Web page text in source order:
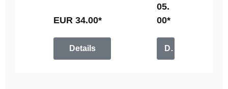
EUR 34.00*
Details
n
g
05.
00*
Details